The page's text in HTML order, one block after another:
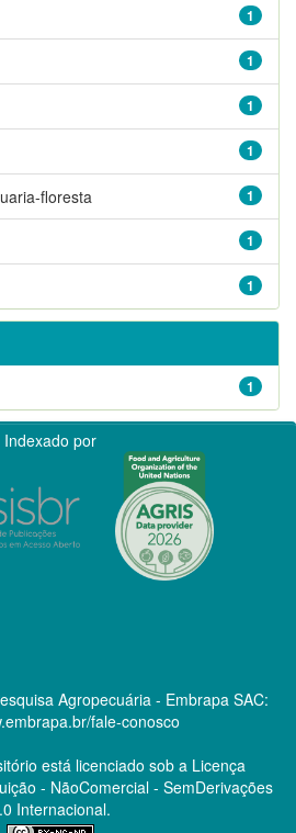
1
1
1
1
1
floresta
1
1
1
Indexado por
Agropecuária - Embrapa SAC:
fale-conosco
está licenciado sob a Licença
- NãoComercial - SemDerivações
Internacional.